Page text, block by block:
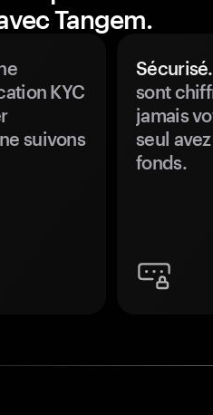
Tangem.
KYC
suivons
Sécurisé.
sont
jamais
seul
fonds.